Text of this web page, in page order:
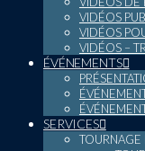
VIDÉOS
VIDÉOS
VIDÉOS –
ÉVÉNEMENTS
SERVICES
TOURNAGE